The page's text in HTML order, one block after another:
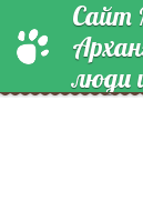
Сайт
люди